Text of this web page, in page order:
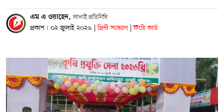
এম এ ওয়াহেদ,লাখাই প্রতিনিধি
প্রকাশ : ০২ জুলাই ২০২৬ | প্রিন্ট সংস্করণ | ফটো কার্ড